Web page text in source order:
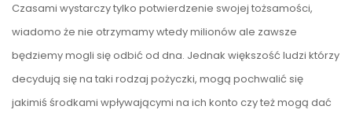
Czasami wystarczy tylko potwierdzenie swojej tożsamości,
wiadomo że nie otrzymamy wtedy milionów ale zawsze
będziemy mogli się odbić od dna. Jednak większość ludzi którzy
decydują się na taki rodzaj pożyczki, mogą pochwalić się
jakimiś środkami wpływającymi na ich konto czy też mogą dać